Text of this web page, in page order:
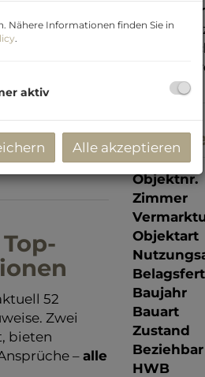
52
Zwei
bieten
– alle
Kaufpreis,
Objektnr.
Zimmer
Objektart
Baujahr
Bauart
Zustand
Beziehbar
HWB
Nähere Informationen finden Sie in
.
aktiv
Alle akzeptieren